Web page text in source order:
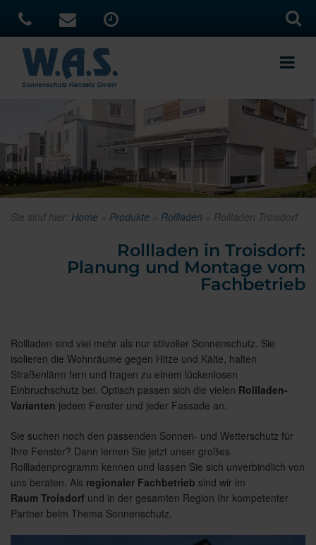
Sie sind hier: Home » Produkte » Rollladen » Rollladen Troisdorf
Rollladen in Troisdorf:
Planung und Montage vom
Fachbetrieb
Rollladen sind viel mehr als nur stilvoller Sonnenschutz. Sie
isolieren die Wohnräume gegen Hitze und Kälte, halten
Straßenlärm fern und tragen zu einem lückenlosen
Einbruchschutz bei. Optisch passen sich die vielen Rollladen-
Varianten jedem Fenster und jeder Fassade an.
Sie suchen noch den passenden Sonnen- und Wetterschutz für
Ihre Fenster? Dann lernen Sie jetzt unser großes
Rollladenprogramm kennen und lassen Sie sich unverbindlich von
uns beraten. Als regionaler Fachbetrieb sind wir im
Raum Troisdorf und in der gesamten Region Ihr kompetenter
Partner beim Thema Sonnenschutz.